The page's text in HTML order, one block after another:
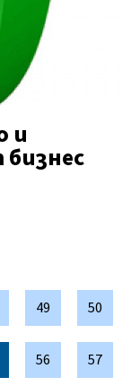
и
49 50
56 57